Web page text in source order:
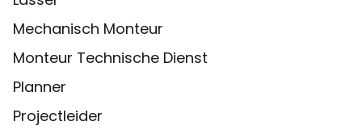
Mechanisch Monteur
Monteur Technische Dienst
Planner
Projectleider